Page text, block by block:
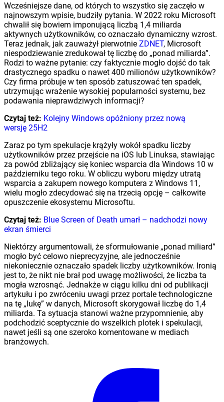
Wcześniejsze dane, od których to wszystko się zaczęło w
najnowszym wpisie, budziły pytania. W 2022 roku Microsoft
chwalił się bowiem imponującą liczbą 1,4 miliarda
aktywnych użytkowników, co oznaczało dynamiczny wzrost.
Teraz jednak, jak zauważył pierwotnie ZDNET, Microsoft
niespodziewanie zredukował tę liczbę do „ponad miliarda”.
Rodzi to ważne pytanie: czy faktycznie mogło dojść do tak
drastycznego spadku o nawet 400 milionów użytkowników?
Czy firma próbuje w ten sposób zatuszować ten spadek,
utrzymując wrażenie wysokiej popularności systemu, bez
podawania nieprawdziwych informacji?
Czytaj też: Kolejny Windows opóźniony przez nową
wersję 25H2
Zaraz po tym spekulacje krążyły wokół spadku liczby
użytkowników przez przejście na iOS lub Linuksa, stawiając
za powód zbliżający się koniec wsparcia dla Windows 10 w
październiku tego roku. W obliczu wyboru między utratą
wsparcia a zakupem nowego komputera z Windows 11,
wielu mogło zdecydować się na trzecią opcję – całkowite
opuszczenie ekosystemu Microsoftu.
Czytaj też: Blue Screen of Death umarł – nadchodzi nowy
ekran śmierci
Niektórzy argumentowali, że sformułowanie „ponad miliard”
mogło być celowo nieprecyzyjne, ale jednocześnie
niekoniecznie oznaczało spadek liczby użytkowników. Ironią
jest to, że nikt nie brał pod uwagę możliwości, że liczba ta
mogła wzrosnąć. Jednakże w ciągu kilku dni od publikacji
artykułu i po zwróceniu uwagi przez portale technologiczne
na tę „lukę” w danych, Microsoft skorygował liczbę do 1,4
miliarda. Ta sytuacja stanowi ważne przypomnienie, aby
podchodzić sceptycznie do wszelkich plotek i spekulacji,
nawet jeśli są one szeroko komentowane w mediach
branżowych.